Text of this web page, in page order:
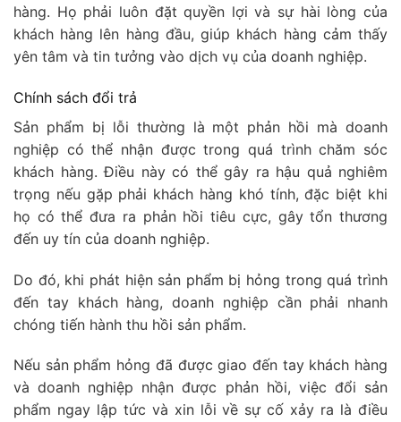
hàng. Họ phải luôn đặt quyền lợi và sự hài lòng của
khách hàng lên hàng đầu, giúp khách hàng cảm thấy
yên tâm và tin tưởng vào dịch vụ của doanh nghiệp.
Chính sách đổi trả
Sản phẩm bị lỗi thường là một phản hồi mà doanh
nghiệp có thể nhận được trong quá trình chăm sóc
khách hàng. Điều này có thể gây ra hậu quả nghiêm
trọng nếu gặp phải khách hàng khó tính, đặc biệt khi
họ có thể đưa ra phản hồi tiêu cực, gây tổn thương
đến uy tín của doanh nghiệp.
Do đó, khi phát hiện sản phẩm bị hỏng trong quá trình
đến tay khách hàng, doanh nghiệp cần phải nhanh
chóng tiến hành thu hồi sản phẩm.
Nếu sản phẩm hỏng đã được giao đến tay khách hàng
và doanh nghiệp nhận được phản hồi, việc đổi sản
phẩm ngay lập tức và xin lỗi về sự cố xảy ra là điều